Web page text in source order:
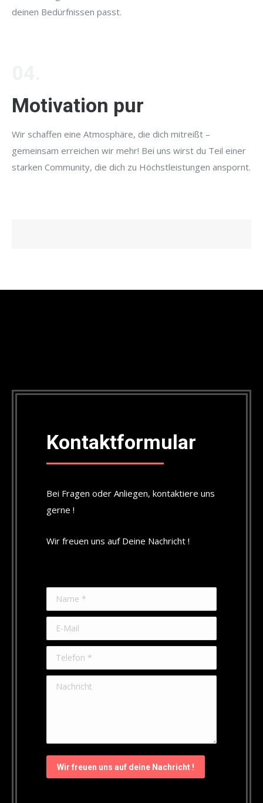
deinen Bedürfnissen passt.
Motivation pur
Wir schaffen eine Atmosphäre, die dich mitreißt –
gemeinsam erreichen wir mehr! Bei uns wirst du Teil einer
starken Community, die dich zu Höchstleistungen anspornt.
Kontaktformular
Bei Fragen oder Anliegen, kontaktiere uns
gerne !
Wir freuen uns auf Deine Nachricht !
Name *
E-Mail
Telefon *
Nachricht
Wir freuen uns auf deine Nachricht !